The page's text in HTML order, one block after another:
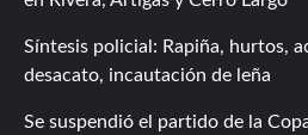
Síntesis policial: Rapiña, hurtos,
desacato, incautación de leña
Se suspendió el partido de la